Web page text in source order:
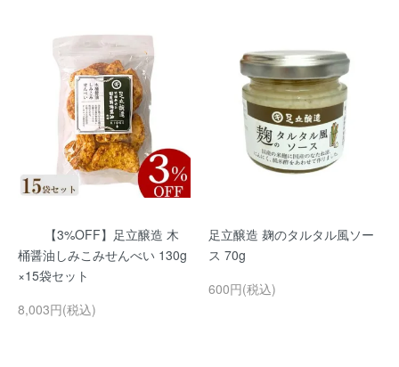
【3%OFF】足立醸造 木
桶醤油しみこみせんべい 130g
×15袋セット
8,003円(税込)
足立醸造 麹のタルタル風ソー
ス 70g
600円(税込)